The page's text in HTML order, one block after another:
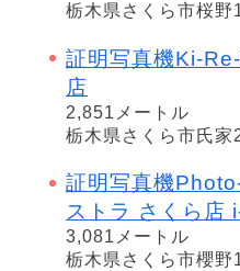
栃木県さくら市桜野
証明写真機Ki-
店
2,851メートル
栃木県さくら市氏家
証明写真機
ストラ さくら店
3,081メートル
栃木県さくら市櫻野